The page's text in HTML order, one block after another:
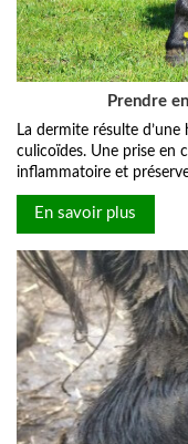
Prendre
La dermite résulte
culicoïdes. Une prise en
inflammatoire et
En savoir plus